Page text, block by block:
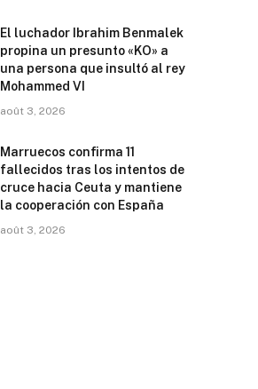
El luchador Ibrahim Benmalek
propina un presunto «KO» a
una persona que insultó al rey
Mohammed VI
août 3, 2026
Marruecos confirma 11
fallecidos tras los intentos de
cruce hacia Ceuta y mantiene
la cooperación con España
août 3, 2026